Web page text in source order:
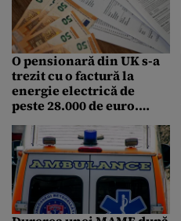
O pensionară din UK s-a
trezit cu o factură la
energie electrică de
peste 28.000 de euro.
și simplu nu îmi permit
să plătesc”